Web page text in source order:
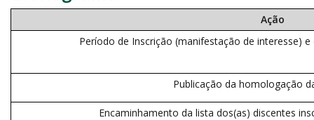
Ação
Período de Inscrição (manifestação de interesse)
Publicação da homologação
Encaminhamento da lista dos(as) discentes